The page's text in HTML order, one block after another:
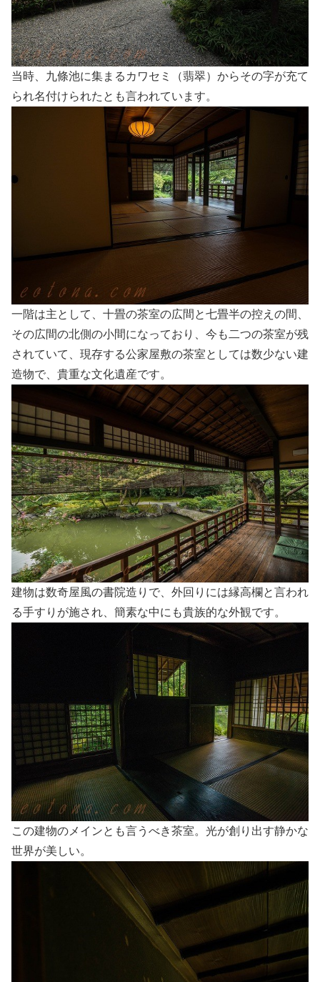
当時、九條池に集まるカワセミ（翡翠）からその字が充て
られ名付けられたとも言われています。
一階は主として、十畳の茶室の広間と七畳半の控えの間、
その広間の北側の小間になっており、今も二つの茶室が残
されていて、現存する公家屋敷の茶室としては数少ない建
造物で、貴重な文化遺産です。
建物は数奇屋風の書院造りで、外回りには縁高欄と言われ
る手すりが施され、簡素な中にも貴族的な外観です。
この建物のメインとも言うべき茶室。光が創り出す静かな
世界が美しい。